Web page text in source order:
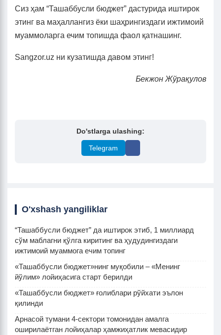
Сиз ҳам “Ташаббусли бюджет” дастурида иштирок
этинг ва маҳаллангиз ёки шаҳрингиздаги ижтимоий
муаммоларга ечим топишда фаол қатнашинг.
Sangzor.uz ни кузатишда давом этинг!
Бекжон Жўрақулов
Do'stlarga ulashing:
Telegram
O'xshash yangiliklar
“Ташаббусли бюджет” да иштирок этиб, 1 миллиард
сўм маблагни қўлга киритинг ва ҳудудингиздаги
ижтимоий муаммога ечим топинг
«Ташаббусли бюджет»нинг муқобили – «Менинг
йўлим» лойиҳасига старт берилди
«Ташаббусли бюджет» ғолиблари рўйхати эълон
қилинди
Арнасой тумани 4-сектори томонидан амалга
оширилаётган лойиҳалар ҳамжиҳатлик мевасидир